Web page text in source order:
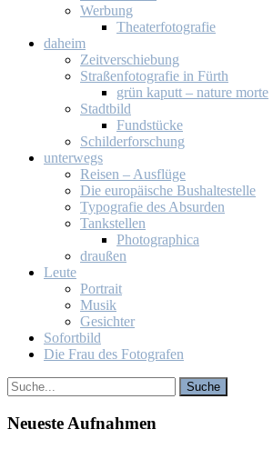
Wer­bung
Thea­ter­fo­to­gra­fie
da­heim
Zeit­ver­schie­bung
Stra­ßen­fo­to­gra­fie in Fürth
grün ka­putt – na­tu­re mor­te
Stadt­bild
Fund­stü­cke
Schil­der­for­schung
un­ter­wegs
Rei­sen – Aus­flü­ge
Die eu­ro­päi­sche Bus­hal­te­stel­le
Ty­po­gra­fie des Ab­sur­den
Tank­stel­len
Pho­to­gra­phi­ca
drau­ßen
Leu­te
Por­trait
Mu­sik
Ge­sich­ter
So­fort­bild
Die Frau des Fo­to­gra­fen
Neu­es­te Auf­nah­men